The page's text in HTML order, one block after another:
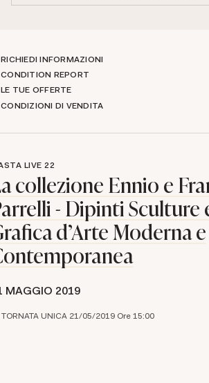
RICHIEDI INFORMAZIONI
CONDITION REPORT
LE TUE OFFERTE
CONDIZIONI DI VENDITA
LIVE 22
collezione Ennio e
- Dipinti Sculture
d'Arte Moderna e
MAGGIO 2019
TORNATA UNICA 21/05/2019 Ore 15:00